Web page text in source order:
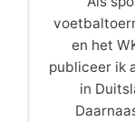
en het
publiceer ik
in